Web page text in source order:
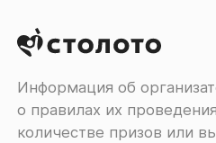
Информация об
о правилах их
количестве призов или